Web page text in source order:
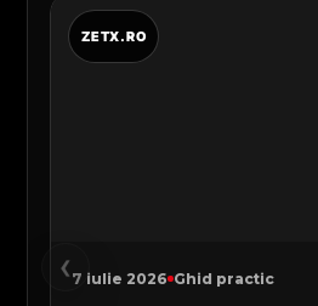
‹ 7 iulie 2026 Ghid practic